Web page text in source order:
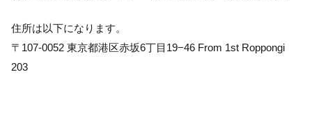
住所は以下になります。
〒107-0052 東京都港区赤坂6丁目19−46 From 1st Roppongi
203